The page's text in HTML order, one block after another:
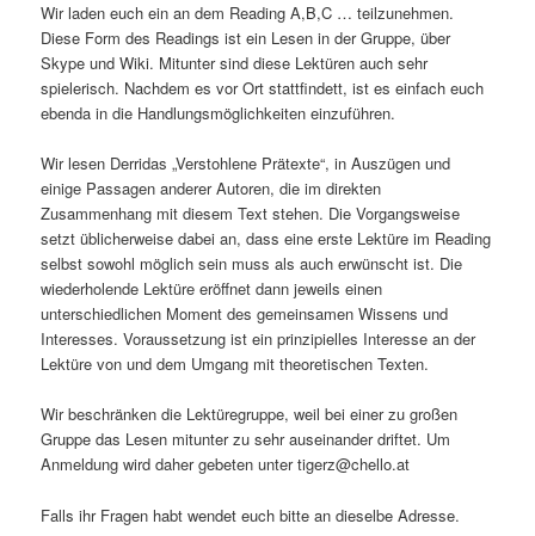
Wir laden euch ein an dem Reading A,B,C … teilzunehmen.
Diese Form des Readings ist ein Lesen in der Gruppe, über
Skype und Wiki. Mitunter sind diese Lektüren auch sehr
spielerisch. Nachdem es vor Ort stattfindett, ist es einfach euch
ebenda in die Handlungsmöglichkeiten einzuführen.
Wir lesen Derridas „Verstohlene Prätexte“, in Auszügen und
einige Passagen anderer Autoren, die im direkten
Zusammenhang mit diesem Text stehen. Die Vorgangsweise
setzt üblicherweise dabei an, dass eine erste Lektüre im Reading
selbst sowohl möglich sein muss als auch erwünscht ist. Die
wiederholende Lektüre eröffnet dann jeweils einen
unterschiedlichen Moment des gemeinsamen Wissens und
Interesses. Voraussetzung ist ein prinzipielles Interesse an der
Lektüre von und dem Umgang mit theoretischen Texten.
Wir beschränken die Lektüregruppe, weil bei einer zu großen
Gruppe das Lesen mitunter zu sehr auseinander driftet. Um
Anmeldung wird daher gebeten unter tigerz@chello.at
Falls ihr Fragen habt wendet euch bitte an dieselbe Adresse.